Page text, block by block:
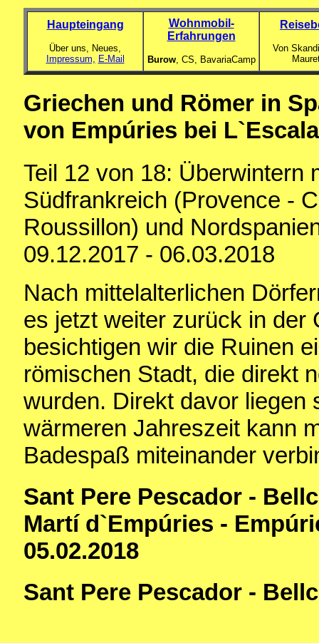
Haupteingang
Über uns, Neues,
Impressum, E-Mail
Wohnmobil-
Erfahrungen
Burow, CS, BavariaCamp
Von
Griechen und Römer in
von Empúries bei L`Escala
Teil 12 von 18: Überwintern
Südfrankreich (Provence -
Roussillon) und
09.12.2017 - 06.03.2018
Nach mittelalterlichen
es jetzt weiter zurück in der
besichtigen wir die Ruinen
römischen Stadt, die direkt
wurden. Direkt davor liegen
wärmeren Jahreszeit kann
Badespaß miteinander
Sant Pere Pescador -
Martí d`Empúries -
05.02.2018
Sant Pere Pescador -